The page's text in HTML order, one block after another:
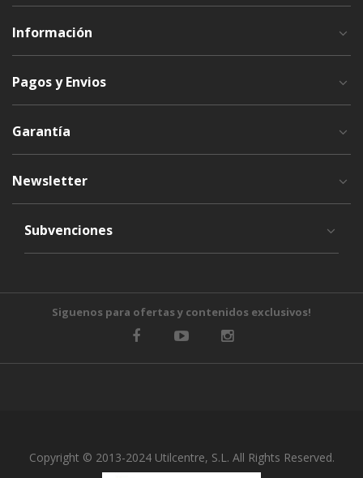
Información
Pagos y Envios
Garantía
Newsletter
Subvenciones
Siguenos para ofertas y contenidos exclusivos!
Copyright © 2013-2024 Utilcentre, S.L. All Rights Reserved.